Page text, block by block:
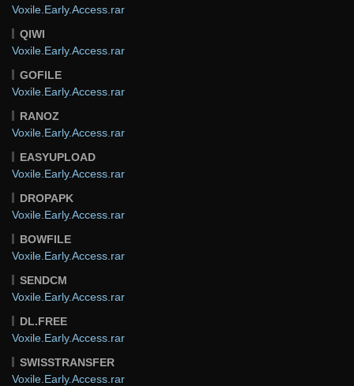
Voxile.Early.Access.rar
QIWI
Voxile.Early.Access.rar
GOFILE
Voxile.Early.Access.rar
RANOZ
Voxile.Early.Access.rar
EASYUPLOAD
Voxile.Early.Access.rar
DROPAPK
Voxile.Early.Access.rar
BOWFILE
Voxile.Early.Access.rar
SENDCM
Voxile.Early.Access.rar
DL.FREE
Voxile.Early.Access.rar
SWISSTRANSFER
Voxile.Early.Access.rar